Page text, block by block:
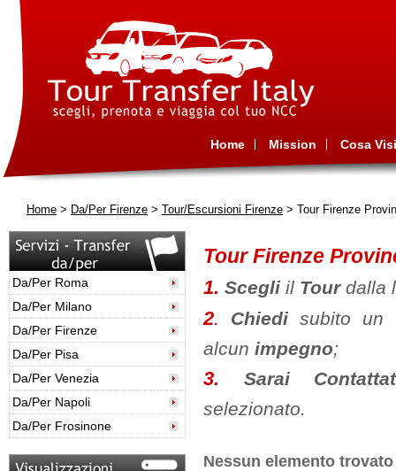
Home Mission Cosa
Home > Da/Per Firenze > Tour/Escursioni Firenze > Tour Firenze
Da/Per Roma
Da/Per Milano
Da/Per Firenze
Da/Per Pisa
Da/Per Venezia
Da/Per Napoli
Da/Per Frosinone
Tour Firenze
1. Scegli il Tour dalla
2. Chiedisubito un
alcun impegno;
3.
Sarai
selezionato.
Nessun elemento trovato